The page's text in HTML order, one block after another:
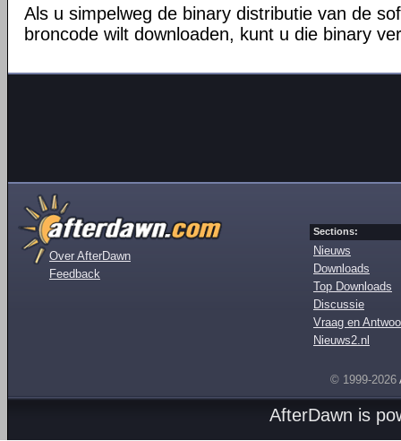
Als u simpelweg de binary distributie van de
broncode wilt downloaden, kunt u die binary
Over AfterDawn
Feedback
Sections:
Nieuws
Downloads
Top Downloads
Discussie
Vraag en
Nieuws2.nl
© 1999-2026
AfterDawn is